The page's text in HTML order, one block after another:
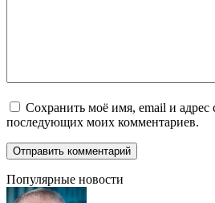
Сохранить моё имя, email и адрес
последующих моих комментариев.
Популярные новости